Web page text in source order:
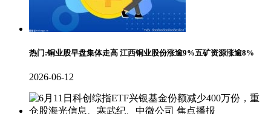
热门:铜业股早盘集体走高 江西铜业股份涨逾9%五矿资源涨逾8%
2026-06-12